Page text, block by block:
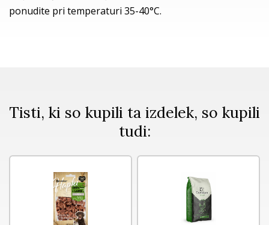
ponudite pri temperaturi 35-40°C.
Tisti, ki so kupili ta izdelek, so kupili
tudi: